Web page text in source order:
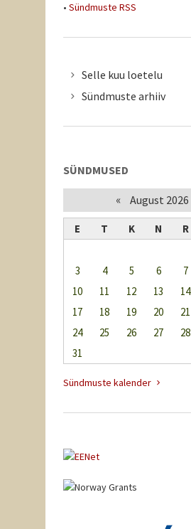
• Sündmuste RSS
Selle kuu loetelu
Sündmuste arhiiv
SÜNDMUSED
« August 2026
E T K N R
3
4 5 6 7
10
11 12 13 14
17
18 19 20 21
24
25 26 27 28
31
Sündmuste kalender